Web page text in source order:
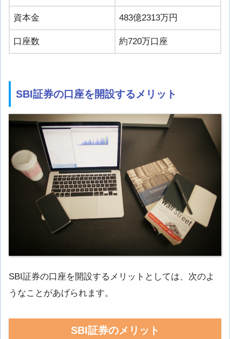
資本金 483億2313万円
口座数 約720万口座
SBI証券の口座を開設するメリット
SBI証券の口座を開設するメリットとしては、次のよ
うなことがあげられます。
SBI証券のメリット